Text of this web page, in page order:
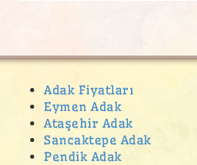
Adak Fiyatları
Eymen Adak
Ataşehir Adak
Sancaktepe Adak
Pendik Adak